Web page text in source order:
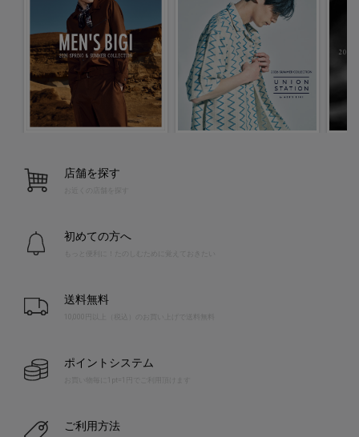
店舗を探す
お近くの店舗を探す
初めての方へ
送料無料
10,000円以上（税込）のお買い上げで送料無料
ポイントシステム
お買い物毎に1pt=1円でご利用頂けます
ご利用方法